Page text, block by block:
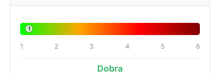
1
1 2 3 4 5 6
Dobra